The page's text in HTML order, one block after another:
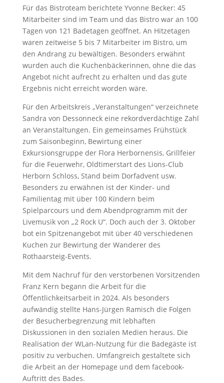
Für das Bistroteam berichtete Yvonne Becker: 45
Mitarbeiter sind im Team und das Bistro war an 100
Tagen von 121 Badetagen geöffnet. An Hitzetagen
waren zeitweise 5 bis 7 Mitarbeiter im Bistro, um
den Andrang zu bewältigen. Besonders erwähnt
wurden auch die Kuchenbäckerinnen, ohne die das
Angebot nicht aufrecht zu erhalten und das gute
Ergebnis nicht erreicht worden wäre.
Für den Arbeitskreis „Veranstaltungen“ verzeichnete
Sandra von Dessonneck eine rekordverdächtige Zahl
an Veranstaltungen. Ein gemeinsames Frühstück
zum Saisonbeginn, Bewirtung einer
Exkursionsgruppe der Flora Herbornensis, Grillfeier
für die Feuerwehr, Oldtimerstart des Lions-Club
Herborn Schloss, Stand beim Dorfadvent usw.
Besonders zu erwähnen ist der Kinder- und
Familientag mit über 100 Kindern beim
Spielparcours und dem Abendprogramm mit der
Livemusik von „2 Rock U“. Doch auch der 3. Oktober
bot ein Spitzenangebot mit über 40 verschiedenen
Kuchen zur Bewirtung der Wanderer des
Rothaarsteig-Events.
Mit dem Nachruf für den verstorbenen Vorsitzenden
Franz Kern begann die Arbeit für die
Öffentlichkeitsarbeit in 2024. Als besonders
aufwändig stellte Hans-Jürgen Ramisch die Folgen
der Besucherbegrenzung mit lebhaften
Diskussionen in den sozialen Medien heraus. Die
Realisation der WLan-Nutzung für die Badegäste ist
positiv zu verbuchen. Umfangreich gestaltete sich
die Arbeit an der Homepage und dem facebook-
Auftritt des Bades.